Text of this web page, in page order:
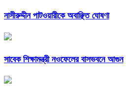
নাসীরুদ্দীন পাটওয়ারীকে অবাঞ্ছিত ঘোষণা
সাবেক শিক্ষামন্ত্রী নওফেলের বাসভবনে আগুন